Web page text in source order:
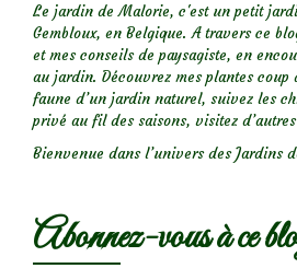
Le jardin de Malorie, c'est un petit
Gembloux, en Belgique. A travers ce
et mes conseils de paysagiste, en
au jardin. Découvrez mes plantes coup
faune d’un jardin naturel, suivez les
privé au fil des saisons, visitez
Bienvenue dans l’univers des Jardins
Abonnez-vous à ce